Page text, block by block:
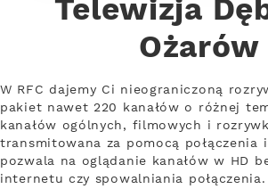
Telewizja
Ożarów
W RFC dajemy Ci nieograniczoną
pakiet nawet 220 kanałów o różnej
kanałów ogólnych, filmowych i
transmitowana za pomocą połączenia
pozwala na oglądanie kanałów w HD
internetu czy spowalniania połączenia.